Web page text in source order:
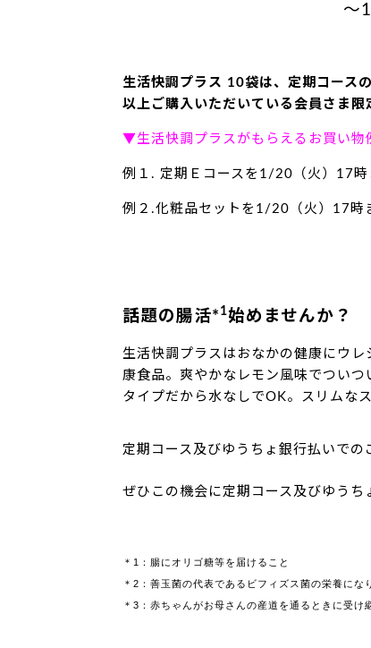
～
生活快調プラス 10袋は、定期コース
以上ご購入いただいている会員さま限
▼生活快調プラスがもらえるお買い物
例１. 定期Ｅコースを1/20（火）17時
例２.化粧品セットを1/20（火）17時
話題の腸活* 1始めませんか？
生活快調プラスはおなかの健康にウ
康食品。爽やかなレモン風味でつい
タイプだから水なしでOK。スリムな
定期コース及びゆうちょ銀行払いでの
ぜひこの機会に定期コース及びゆうち
＊1：腸にオリゴ糖等を届けること
＊2：善玉菌の代表であるビフィズス菌の栄養にな
＊3：赤ちゃんがお母さんの産道を通るときに受け